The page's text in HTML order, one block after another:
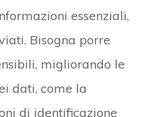
essenziali,
Bisogna porre
migliorando le
dati, come la
di identificazione